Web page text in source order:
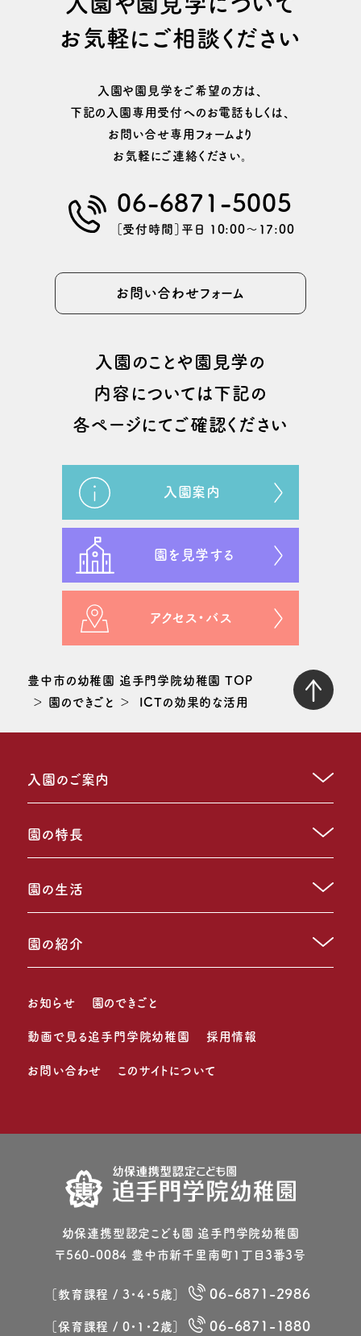
お気軽にご相談ください
⼊園や園⾒学をご希望の⽅は、
下記の⼊園専⽤受付へのお電話もしくは、
お問い合せ専用フォームより
お気軽にご連絡ください。
06-6871-5005
［受付時間］平日 10:00〜17:00
お問い合わせフォーム
⼊園のことや園⾒学の
内容については下記の
各ページにてご確認ください
入園案内
園を見学する
アクセス・バス
豊中市の幼稚園 追手門学院幼稚園 TOP
園のできごと
ICTの効果的な活用
入園のご案内
園の特長
園の生活
園の紹介
お知らせ 園のできごと
動画で見る追手門学院幼稚園 採用情報
お問い合わせ このサイトについて
幼保連携型認定こども園 追⼿⾨学院幼稚園
〒560-0084 豊中市新千⾥南町1丁⽬3番3号
［教育課程 / 3・4・5歳］ 06-6871-2986
［保育課程 / 0・1・2歳］ 06-6871-1880